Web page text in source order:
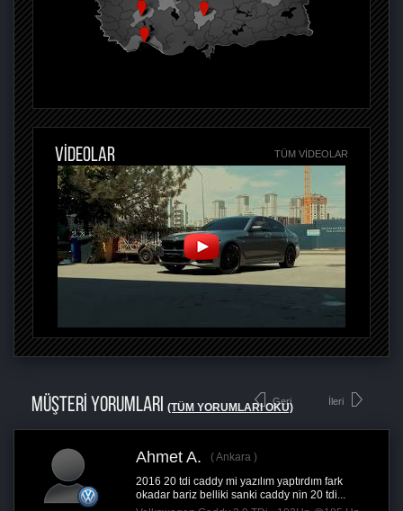
VİDEOLAR TÜM VIDEOLAR
MÜŞTERİ YORUMLARI (TÜM YORUMLARI OKU)
Geri
Ahmet A.
Ankara
2016 20 tdi caddy mi yazılım yaptırdım fark
okadar bariz belliki sanki caddy nin 20 tdi...
İleri